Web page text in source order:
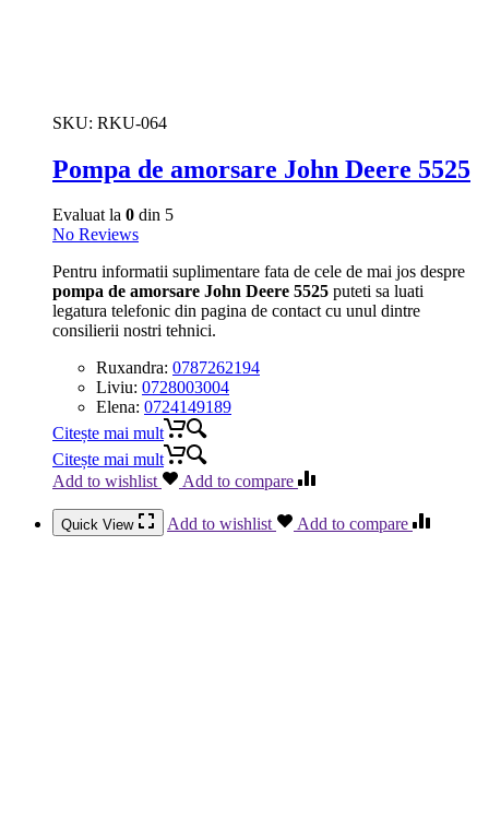
SKU: RKU-064
Pompa de amorsare John Deere 5525
Evaluat la 0 din 5
No Reviews
Pentru informatii suplimentare fata de cele de mai jos despre
pompa de amorsare John Deere 5525 puteti sa luati
legatura telefonic din pagina de contact cu unul dintre
consilierii nostri tehnici.
Ruxandra: 0787262194
Liviu: 0728003004
Elena: 0724149189
Citește mai mult
Citește mai mult
Add to wishlist
Add to compare
Quick View Add to wishlist Add to compare